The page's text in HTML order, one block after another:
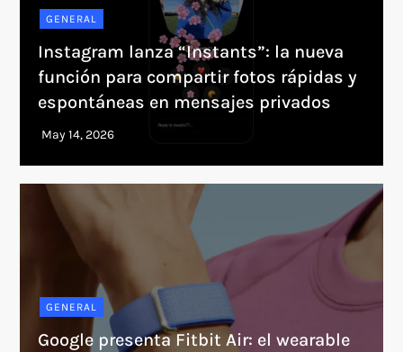
GENERAL
Instagram lanza “Instants”: la nueva
función para compartir fotos rápidas y
espontáneas en mensajes privados
GENERAL
Google presenta Fitbit Air: el wearable